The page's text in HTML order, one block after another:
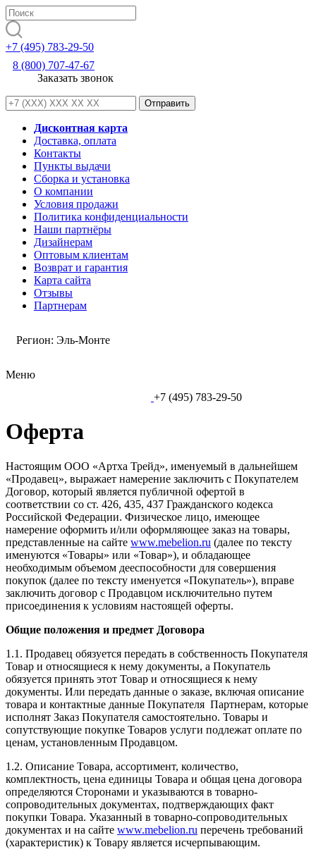
+7 (495) 783-29-50
8 (800) 707-47-67
Заказать звонок
Дисконтная карта
Доставка, оплата
Контакты
Пункты выдачи
Сборка и установка
О компании
Условия продажи
Политика конфиденциальности
Наши партнёры
Дизайнерам
Оптовым клиентам
Возврат и гарантия
Карта сайта
Отзывы
Партнерам
Регион: Эль-Монте
Меню
+7 (495) 783-29-50
Оферта
Настоящим ООО «Артха Трейд», именуемый в дальнейшем
«Продавец», выражает намерение заключить с Покупателем
Договор, который является публичной офертой в
соответствии со ст. 426, 435, 437 Гражданского кодекса
Российской Федерации. Физическое лицо, имеющее
намерение оформить и/или оформляющее заказ на товары,
представленные на сайте www.mebelion.ru (далее по тексту
именуются «Товары» или «Товар»), и обладающее
необходимым объемом дееспособности для совершения
покупок (далее по тексту именуется «Покупатель»), вправе
заключить договор с Продавцом исключительно путем
присоединения к условиям настоящей оферты.
Общие положения и предмет Договора
1.1. Продавец обязуется передать в собственность Покупателя
Товар и относящиеся к нему документы, а Покупатель
обязуется принять этот Товар и относящиеся к нему
документы. Или передать данные о заказе, включая описание
товара и контактные данные Покупателя Партнерам, которые
исполнят Заказ Покупателя самостоятельно. Товары и
сопутствующие покупке Товаров услуги подлежат оплате по
ценам, установленным Продавцом.
1.2. Описание Товара, ассортимент, количество,
комплектность, цена единицы Товара и общая цена договора
определяются Сторонами и указываются в товарно-
сопроводительных документах, подтверждающих факт
покупки Товара. Указанный в товарно-сопроводительных
документах и на сайте www.mebelion.ru перечень требований
(характеристик) к Товару является исчерпывающим.